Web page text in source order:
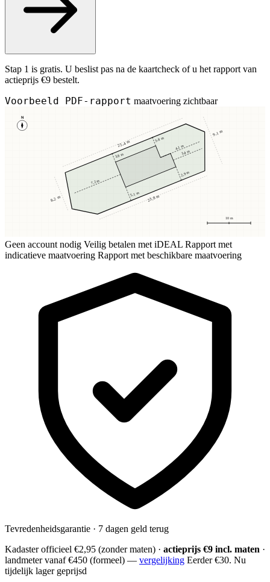
Stap 1 is gratis. U beslist pas na de kaartcheck of u het rapport van
actieprijs €9 bestelt.
Voorbeeld PDF-rapport maatvoering zichtbaar
N
10 m
3,8 m
3,8 m
5,1 m
2,9 m
7,2 m
3,4 m
4,1 m
25,4 m
23,8 m
8,2 m
9,1 m
Geen account nodig Veilig betalen met iDEAL Rapport met
indicatieve maatvoering Rapport met beschikbare maatvoering
Tevredenheidsgarantie · 7 dagen geld terug
Kadaster officieel €2,95 (zonder maten) · actieprijs €9 incl. maten ·
landmetervanaf €450 (formeel) — vergelijking Eerder €30. Nu
tijdelijk lager geprijsd